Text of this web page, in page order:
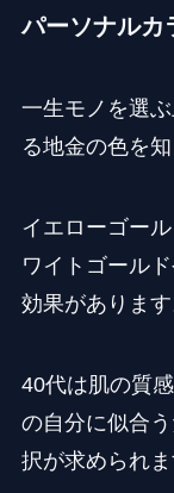
パーソナルカ
一生モノを選
る地金の色を
イエローゴー
ワイトゴール
効果があります
40代は肌の質
の自分に似合
択が求められま